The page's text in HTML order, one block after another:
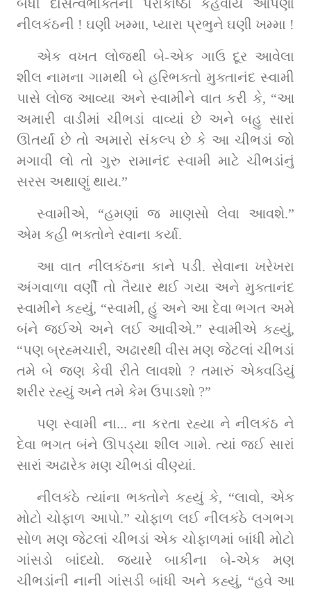
બધી દાસત્વભક્તિની પરાકાષ્ઠા કહેવાય આપણા
નીલકંઠની ! ઘણી ખમ્મા, પ્યારા પ્રભુને ઘણી ખમ્મા !
એક વખત લોજથી બે-એક ગાઉ દૂર આવેલા
શીલ નામના ગામથી બે હરિભક્તો મુક્તાનંદ સ્વામી
પાસે લોજ આવ્યા અને સ્વામીને વાત કરી કે, “આ
અમારી વાડીમાં ચીભડાં વાવ્યાં છે અને બહુ સારાં
ઊતર્યાં છે તો અમારો સંકલ્પ છે કે આ ચીભડાં જો
મગાવી લો તો ગુરુ રામાનંદ સ્વામી માટે ચીભડાંનું
સરસ અથાણું થાય.”
સ્વામીએ, “હમણાં જ માણસો લેવા આવશે.”
એમ કહી ભક્તોને રવાના કર્યા.
આ વાત નીલકંઠના કાને પડી. સેવાના ખરેખરા
અંગવાળા વર્ણી તો તૈયાર થઈ ગયા અને મુક્તાનંદ
સ્વામીને કહ્યું, “સ્વામી, હું અને આ દેવા ભગત અમે
બંને જઈએ અને લઈ આવીએ.” સ્વામીએ કહ્યું,
“પણ બ્રહ્મચારી, અઢારથી વીસ મણ જેટલાં ચીભડાં
તમે બે જણ કેવી રીતે લાવશો ? તમારું એક્વડિયું
શરીર રહ્યું અને તમે કેમ ઉપાડશો ?”
પણ સ્વામી ના... ના કરતા રહ્યા ને નીલકંઠ ને
દેવા ભગત બંને ઊપડ્યા શીલ ગામે. ત્યાં જઈ સારાં
સારાં અઢારેક મણ ચીભડાં વીણ્યાં.
નીલકંઠે ત્યાંના ભક્તોને કહ્યું કે, “લાવો, એક
મોટો ચોફાળ આપો.” ચોફાળ લઈ નીલકંઠે લગભગ
સોળ મણ જેટલાં ચીભડાં એક ચોફાળમાં બાંધી મોટો
ગાંસડો બાંધ્યો. જ્યારે બાકીના બે-એક મણ
ચીભડાંની નાની ગાંસડી બાંધી અને કહ્યું, “હવે આ